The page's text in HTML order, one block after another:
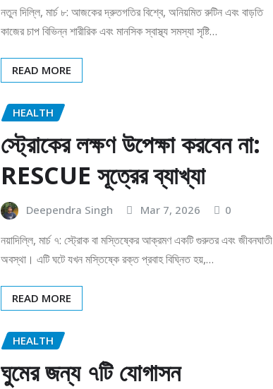
নতুন দিল্লি, মার্চ ৮: আজকের দ্রুতগতির বিশ্বে, অনিয়মিত রুটিন এবং বাড়তি
কাজের চাপ বিভিন্ন শারীরিক এবং মানসিক স্বাস্থ্য সমস্যা সৃষ্টি…
READ MORE
HEALTH
স্ট্রোকের লক্ষণ উপেক্ষা করবেন না:
RESCUE সূত্রের ব্যাখ্যা
Deependra Singh Mar 7, 2026 0
নয়াদিল্লি, মার্চ ৭: স্ট্রোক বা মস্তিষ্কের আক্রমণ একটি গুরুতর এবং জীবনঘাতী
অবস্থা। এটি ঘটে যখন মস্তিষ্কে রক্ত প্রবাহ বিঘ্নিত হয়,…
READ MORE
HEALTH
ঘুমের জন্য ৭টি যোগাসন